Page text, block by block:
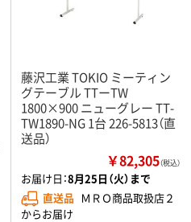
藤沢工業 TOKIO ミーティン
グテーブル TTーTW
1800×900 ニューグレー TT-
TW1890-NG 1台 226-5813（直
送品）
￥82,305（税込）
お届け日：8月25日（火）まで
直送品 ＭＲＯ商品取扱店２
からお届け